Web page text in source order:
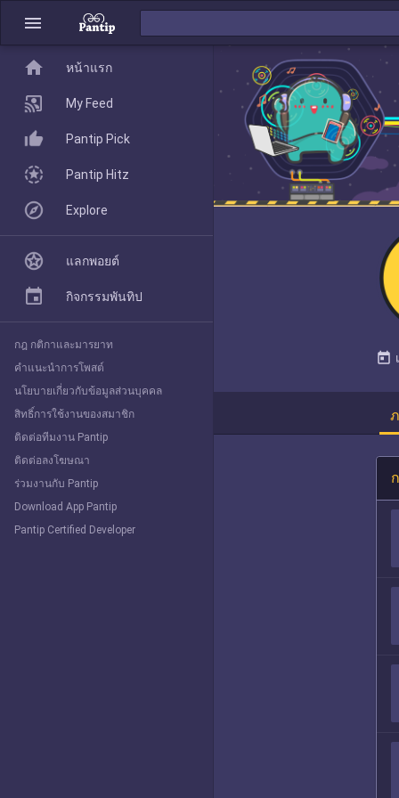
menu
today
home
Pantip Pick
Explore
home หน้าแรก
My Feed
Pantip Pick
Pantip Hitz
Explore
แลกพอยต์
กิจกรรมพันทิป
กฎ กติกาและมารยาท
คำแนะนำการโพสต์
นโยบายเกี่ยวกับข้อมูลส่วนบุคคล
สิทธิ์การใช้งานของสมาชิก
ติดต่อทีมงาน Pantip
ติดต่อลงโฆษณา
ร่วมงานกับ Pantip
Download App Pantip
Pantip Certified Developer